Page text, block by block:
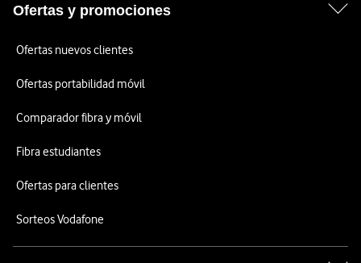
Ofertas y promociones
Ofertas nuevos clientes
Ofertas portabilidad móvil
Comparador fibra y móvil
Fibra estudiantes
Ofertas para clientes
Sorteos Vodafone